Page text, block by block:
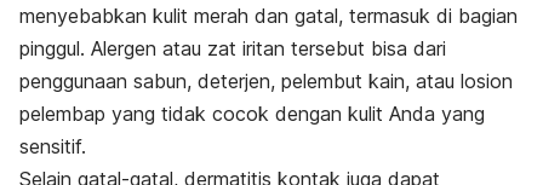
menyebabkan kulit merah dan gatal, termasuk di bagian
pinggul. Alergen atau zat iritan tersebut bisa dari
penggunaan sabun, deterjen, pelembut kain, atau losion
pelembap yang tidak cocok dengan kulit Anda yang
sensitif.
Selain gatal-gatal, dermatitis kontak juga dapat